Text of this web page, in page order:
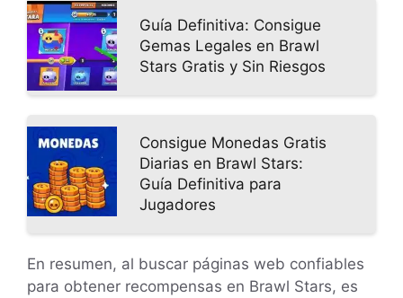
Guía Definitiva: Consigue
Gemas Legales en Brawl
Stars Gratis y Sin Riesgos
Consigue Monedas Gratis
Diarias en Brawl Stars:
Guía Definitiva para
Jugadores
En resumen, al buscar páginas web confiables
para obtener recompensas en Brawl Stars, es